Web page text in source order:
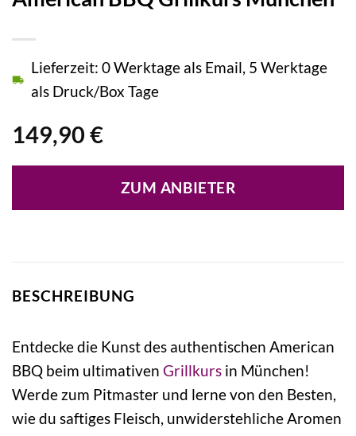
149,90 €
Lieferzeit: 0 Werktage als Email, 5 Werktage
als Druck/Box Tage
ZUM ANBIETER
BESCHREIBUNG
Entdecke die Kunst des authentischen American
BBQ beim ultimativen Grillkurs in München!
Werde zum Pitmaster und lerne von den Besten,
wie du saftiges Fleisch, unwiderstehliche Aromen